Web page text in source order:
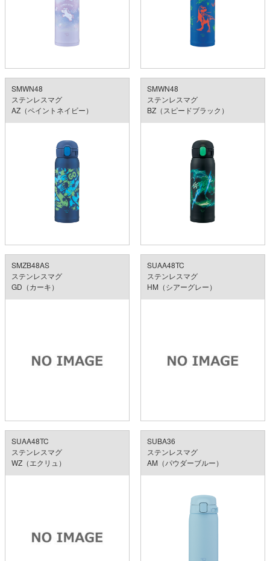
SMWN48
ステンレスマグ
AZ（ペイントネイビー）
SMWN48
ステンレスマグ
BZ（スピードブラック）
SMZB48AS
ステンレスマグ
GD（カーキ）
SUAA48TC
ステンレスマグ
HM（シアーグレー）
SUAA48TC
ステンレスマグ
WZ（エクリュ）
SUBA36
ステンレスマグ
AM（パウダーブルー）